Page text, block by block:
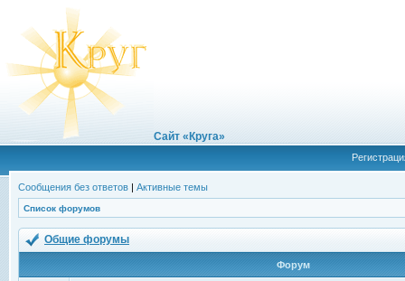
Сайт «Круга»
Сообщения без ответов | Активные темы
Список форумов
Общие форумы
Форум